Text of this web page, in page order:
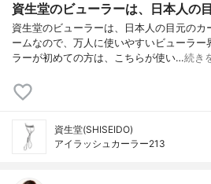
資生堂のビューラーは、日本人の
資生堂のビューラーは、日本人の目元の
ームなので、万人に使いやすいビューラ
ラーが初めての方は、こちらが使い…続き
資生堂(SHISEIDO)
アイラッシュカーラー213